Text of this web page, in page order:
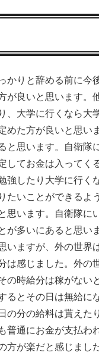
かりと辞める前に今
が良いと思います。
、大学に行くなら大
めた方が良いと思い
と思います。自衛隊
してお金は入ってく
強したり大学に行く
たいことができるよ
思います。自衛隊に
が多いにあると思い
いますが、外の世界
は感じました。外の
の時給分は稼がない
るとその日は無給に
の分の給料は貰えた
普通にお金が支払わ
方が楽だと感じました